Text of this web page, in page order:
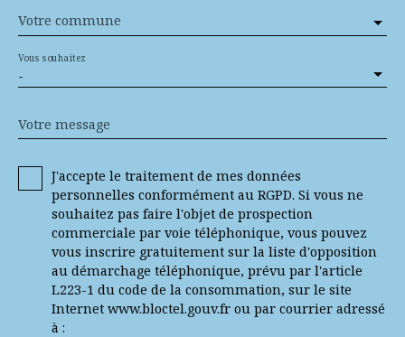
Votre commune
-
Vous souhaitez
Votre message
J'accepte le traitement de mes données
personnelles conformément au RGPD. Si vous ne
souhaitez pas faire l'objet de prospection
commerciale par voie téléphonique, vous pouvez
vous inscrire gratuitement sur la liste d'opposition
au démarchage téléphonique, prévu par l'article
L223-1 du code de la consommation, sur le site
Internet www.bloctel.gouv.fr ou par courrier adressé
à :